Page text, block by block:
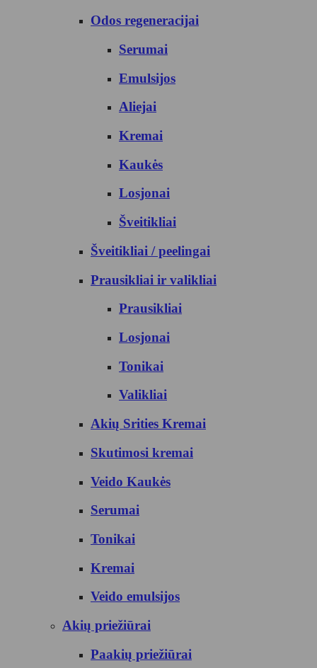
Odos regeneracijai
Serumai
Emulsijos
Aliejai
Kremai
Kaukės
Losjonai
Šveitikliai
Šveitikliai / peelingai
Prausikliai ir valikliai
Prausikliai
Losjonai
Tonikai
Valikliai
Akių Srities Kremai
Skutimosi kremai
Veido Kaukės
Serumai
Tonikai
Kremai
Veido emulsijos
Akių priežiūrai
Paakių priežiūrai